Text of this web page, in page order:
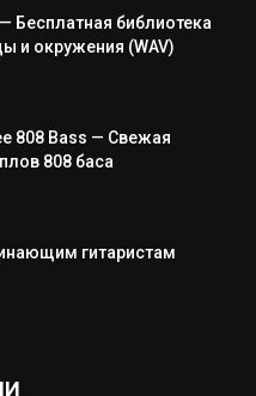
Бесплатная библиотека
и окружения (WAV)
808 Bass — Свежая
808 баса
гитаристам